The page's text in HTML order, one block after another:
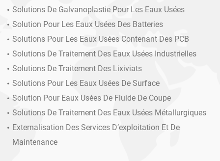
Solutions De Galvanoplastie Pour Les Eaux Usées
Solution Pour Les Eaux Usées Des Batteries
Solutions Pour Les Eaux Usées Contenant Des PCB
Solutions De Traitement Des Eaux Usées Industrielles
Solutions De Traitement Des Lixiviats
Solutions Pour Les Eaux Usées De Surface
Solution Pour Eaux Usées De Fluide De Coupe
Solutions De Traitement Des Eaux Usées Métallurgiques
Externalisation Des Services D’exploitation Et De
Maintenance